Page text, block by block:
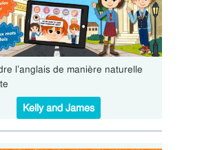
l’anglais de manière naturelle
Kelly and James